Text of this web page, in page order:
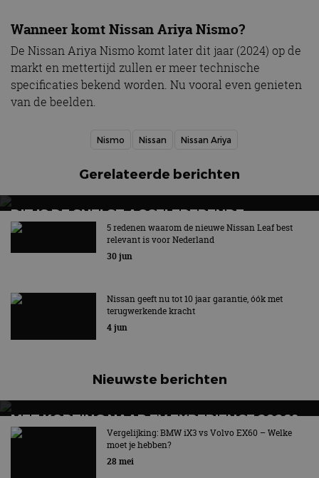
Wanneer komt Nissan Ariya Nismo?
De Nissan Ariya Nismo komt later dit jaar (2024) op de
markt en mettertijd zullen er meer technische
specificaties bekend worden. Nu vooral even genieten
van de beelden.
Nismo Nissan Nissan Ariya
Gerelateerde berichten
DIT IS DE SNELST ACCELERERENDE
RACEAUTO VAN NISSAN
Nieuwe Formula E GEN4-raceauto van Nissan
5 redenen waarom de nieuwe Nissan Leaf best
relevant is voor Nederland
30 jun
Nissan geeft nu tot 10 jaar garantie, óók met
terugwerkende kracht
4 jun
Nieuwste berichten
MET KORTING NAAR EV EXPERIENCE 2026?
AUTORAI REGELT HET!
EV Experience 2026 van 24 tot 26 september
Vergelijking: BMW iX3 vs Volvo EX60 – Welke
moet je hebben?
28 mei